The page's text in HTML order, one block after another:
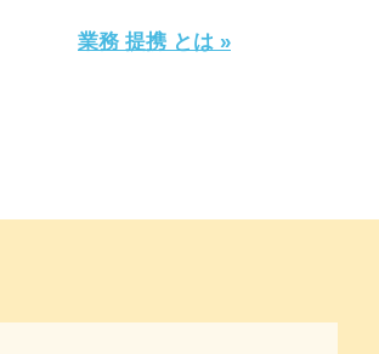
業務 提携 とは »